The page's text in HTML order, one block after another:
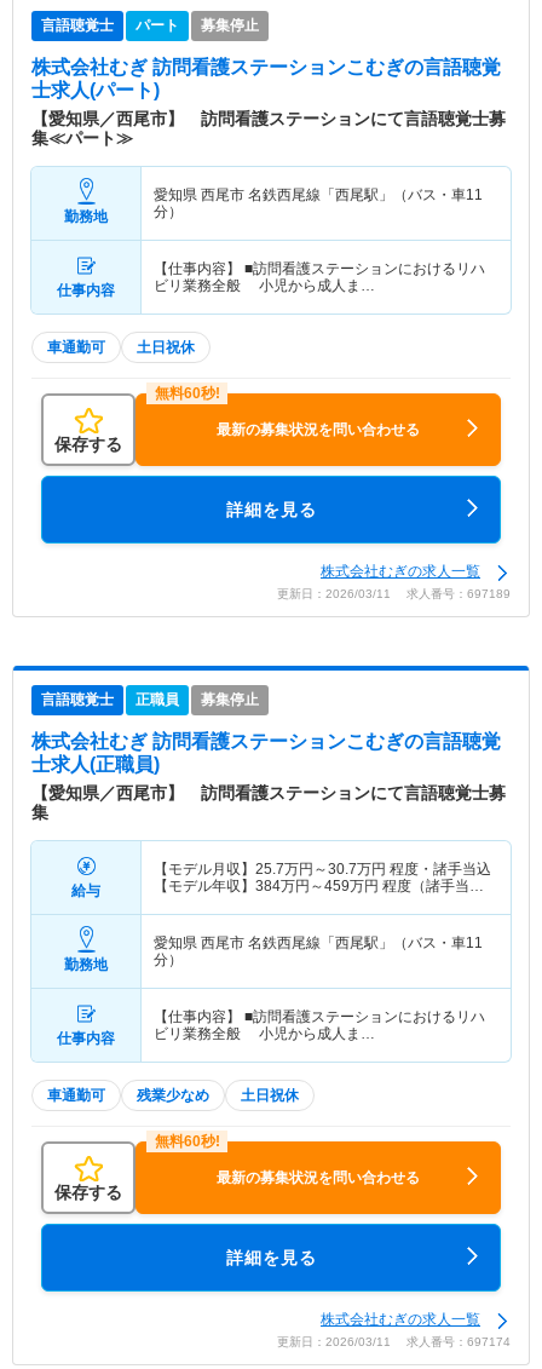
言語聴覚士 パート 募集停止
株式会社むぎ 訪問看護ステーションこむぎの言語聴覚
士求人(パート)
【愛知県／西尾市】 訪問看護ステーションにて言語聴覚士募
集≪パート≫
勤務地
愛知県 西尾市 名鉄西尾線「西尾駅」（バス・車11
分）
仕事内容
【仕事内容】 ■訪問看護ステーションにおけるリハ
ビリ業務全般 小児から成人ま…
車通勤可 土日祝休
保存する
最新の募集状況を問い合わせる
詳細を見る
株式会社むぎの求人一覧
更新日：2026/03/11 求人番号：697189
言語聴覚士 正職員 募集停止
株式会社むぎ 訪問看護ステーションこむぎの言語聴覚
士求人(正職員)
【愛知県／西尾市】 訪問看護ステーションにて言語聴覚士募
集
給与
【モデル月収】 25.7万円～30.7万円 程度・諸手当込
【モデル年収】 384万円～459万円 程度（諸手当・
勤務地
愛知県 西尾市 名鉄西尾線「西尾駅」（バス・車11
分）
仕事内容
【仕事内容】 ■訪問看護ステーションにおけるリハ
ビリ業務全般 小児から成人ま…
車通勤可 残業少なめ 土日祝休
保存する
最新の募集状況を問い合わせる
詳細を見る
株式会社むぎの求人一覧
更新日：2026/03/11 求人番号：697174